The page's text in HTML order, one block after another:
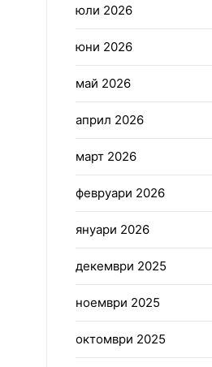
юли 2026
юни 2026
май 2026
април 2026
март 2026
февруари 2026
януари 2026
декември 2025
ноември 2025
октомври 2025